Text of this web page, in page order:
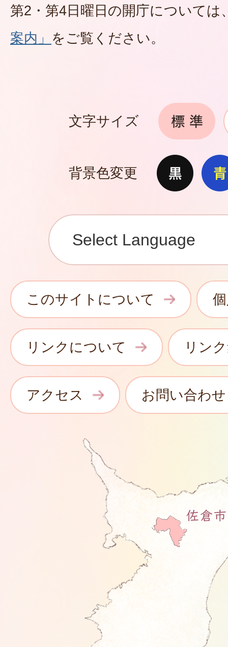
第2・第4日曜日の開庁については
案内」 をご覧ください。
文字サイズ
背景色変更
このサイトについて
リンクについて リン
アクセス お問い合わせ